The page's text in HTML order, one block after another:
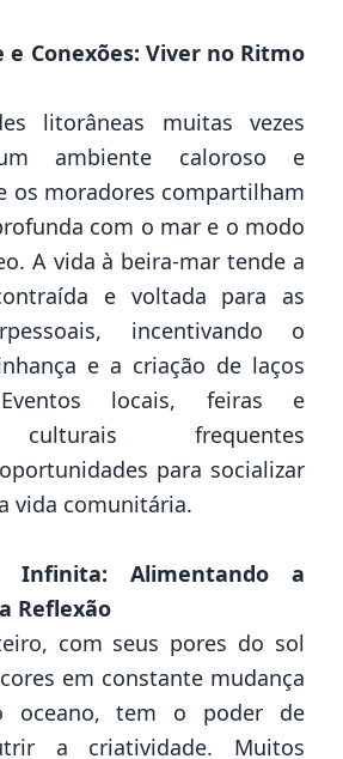
e Conexões: Viver no Ritmo
litorâneas muitas vezes
ambiente caloroso e
os moradores compartilham
com o mar e o modo
A vida à beira-mar tende a
e voltada para as
incentivando o
e a criação de laços
Eventos locais, feiras e
frequentes
para socializar
vida comunitária.
Infinita: Alimentando a
Reflexão
com seus pores do sol
em constante mudança
oceano, tem o poder de
a criatividade. Muitos